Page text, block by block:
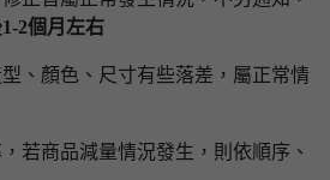
2個月左右
、顏色、尺寸有些落差，屬正常情
若商品減量情況發生，則依順序、